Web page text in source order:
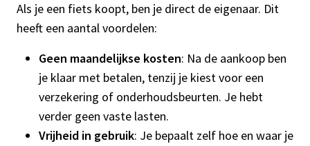
Als je een fiets koopt, ben je direct de eigenaar. Dit
heeft een aantal voordelen:
Geen maandelijkse kosten: Na de aankoop ben
je klaar met betalen, tenzij je kiest voor een
verzekering of onderhoudsbeurten. Je hebt
verder geen vaste lasten.
Vrijheid in gebruik: Je bepaalt zelf hoe en waar je